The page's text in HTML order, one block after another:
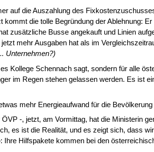
auf die Auszahlung des
die tolle Begründung der Ablehnung:
zusätzliche Busse angekauft und Li­nien
mehr Ausgaben hat als im
Unternehmen?)
Kollege Schennach sagt, sondern für alle
im Regen stehen gelassen werden. Es ist
mehr Energieaufwand für die
‑, jetzt, am Vormittag, hat die Ministerin
es ist die Realität, und es zeigt sich, dass
Hilfspakete kommen bei den